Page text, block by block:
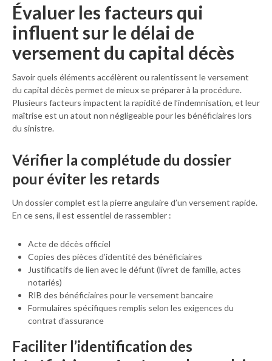
Évaluer les facteurs qui
influent sur le délai de
versement du capital décès
Savoir quels éléments accélèrent ou ralentissent le versement
du capital décès permet de mieux se préparer à la procédure.
Plusieurs facteurs impactent la rapidité de l’indemnisation, et leur
maîtrise est un atout non négligeable pour les bénéficiaires lors
du sinistre.
Vérifier la complétude du dossier
pour éviter les retards
Un dossier complet est la pierre angulaire d’un versement rapide.
En ce sens, il est essentiel de rassembler :
Acte de décès officiel
Copies des pièces d’identité des bénéficiaires
Justificatifs de lien avec le défunt (livret de famille, actes
notariés)
RIB des bénéficiaires pour le versement bancaire
Formulaires spécifiques remplis selon les exigences du
contrat d’assurance
Faciliter l’identification des